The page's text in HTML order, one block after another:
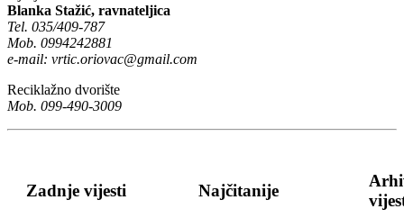
Blanka Stažić, ravnateljica
Tel. 035/409-787
Mob. 0994242881
e-mail: vrtic.oriovac@gmail.com
Reciklažno dvorište
Mob. 099-490-3009
Zadnje vijesti Najčitanije